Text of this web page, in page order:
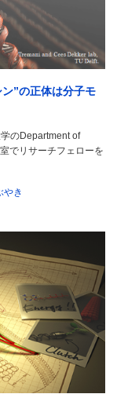
”の正体は分子モ
のDepartment of
でリサーチフェローを
やき